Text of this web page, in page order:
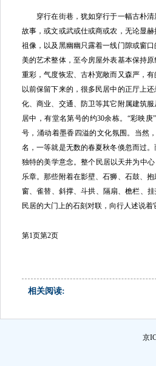
穿行在街巷，犹如穿行于一幅古朴清
故事，或文或武或仕或商或农，无论显
祖像，以及黑幽幽只露着一线门隙或窗
美的艺术整体，至今房屋外表基本保持
重彩，气度恢宏、古朴宽敞而又森严，
以前保留下来的，很多民居中的正厅上
化、商业、交通、防卫等其它附属建筑
居中，有堂名第号的约30余栋。“彩映庚
号，涌动着墨香四溢的文化氛围。当然
名，一等就是无数的春夏秋冬倏忽而过
独特的美学意念。整个民居以天井为中
乐章。那些附着在影壁、石狮、石鼓、
窗、雀替、斜撑、斗拱、隔扇、檐栏、
民居的大门上的石刻对联，向行人述说着
第1页第2页
相关阅读:
京